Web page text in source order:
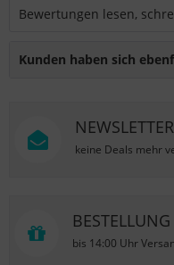
Bewertungen lesen,
Kunden haben sich
NEWSLETTER
keine Deals mehr
BESTELLUNG
bis 14:00 Uhr